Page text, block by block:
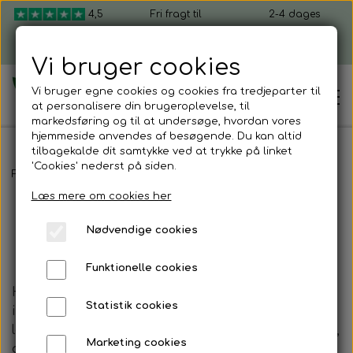
4,5
Fri fragt til
2-4 dages
levering, fra 49 kr.
Shop mikrogrønt
Dyrk selv mikrogrønt
Mikrogrønt startpakker
Mikrogrønt frø
Kom i gang
Sådan dyrker du mikrogrønt
Forside
Blog
Her kan du skrive en introduktion til bloggens
indhold og hvad den besøgende kan forvente at
læse om. Det er en rigtig god ide at have en blog,
da det er god SEO = søgemaskineoptimering
Vi bruger cookies
Vi bruger egne cookies og cookies fra tredjeparter til
at personalisere din brugeroplevelse, til
markedsføring og til at undersøge, hvordan vores
hjemmeside anvendes af besøgende. Du kan altid
tilbagekalde dit samtykke ved at trykke på linket
'Cookies' nederst på siden.
Læs mere om cookies her
Nødvendige cookies
Funktionelle cookies
Statistik cookies
Marketing cookies